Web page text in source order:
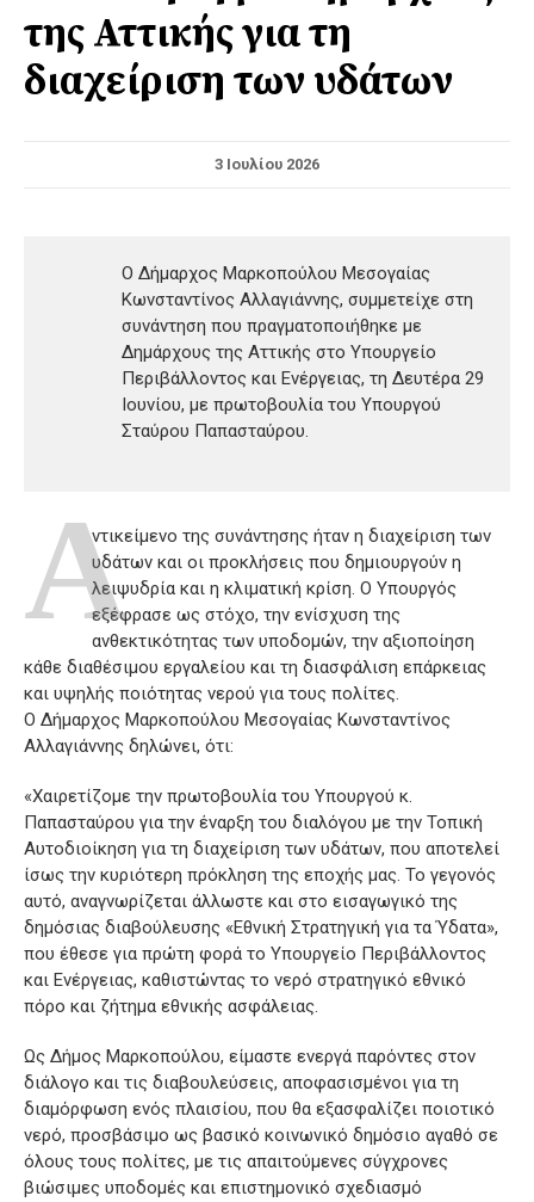
της Αττικής για τη
διαχείριση των υδάτων
3 Ιουλίου 2026
Ο Δήμαρχος Μαρκοπούλου Μεσογαίας
Κωνσταντίνος Αλλαγιάννης, συμμετείχε στη
συνάντηση που πραγματοποιήθηκε με
Δημάρχους της Αττικής στο Υπουργείο
Περιβάλλοντος και Ενέργειας, τη Δευτέρα 29
Ιουνίου, με πρωτοβουλία του Υπουργού
Σταύρου Παπασταύρου.
Aντικείμενο της συνάντησης ήταν η διαχείριση των
υδάτων και οι προκλήσεις που δημιουργούν η
λειψυδρία και η κλιματική κρίση. Ο Υπουργός
εξέφρασε ως στόχο, την ενίσχυση της
ανθεκτικότητας των υποδομών, την αξιοποίηση
κάθε διαθέσιμου εργαλείου και τη διασφάλιση επάρκειας
και υψηλής ποιότητας νερού για τους πολίτες.
Ο Δήμαρχος Μαρκοπούλου Μεσογαίας Κωνσταντίνος
Αλλαγιάννης δηλώνει, ότι:
«Χαιρετίζομε την πρωτοβουλία του Υπουργού κ.
Παπασταύρου για την έναρξη του διαλόγου με την Τοπική
Αυτοδιοίκηση για τη διαχείριση των υδάτων, που αποτελεί
ίσως την κυριότερη πρόκληση της εποχής μας. Το γεγονός
αυτό, αναγνωρίζεται άλλωστε και στο εισαγωγικό της
δημόσιας διαβούλευσης «Εθνική Στρατηγική για τα Ύδατα»,
που έθεσε για πρώτη φορά το Υπουργείο Περιβάλλοντος
και Ενέργειας, καθιστώντας το νερό στρατηγικό εθνικό
πόρο και ζήτημα εθνικής ασφάλειας.
Ως Δήμος Μαρκοπούλου, είμαστε ενεργά παρόντες στον
διάλογο και τις διαβουλεύσεις, αποφασισμένοι για τη
διαμόρφωση ενός πλαισίου, που θα εξασφαλίζει ποιοτικό
νερό, προσβάσιμο ως βασικό κοινωνικό δημόσιο αγαθό σε
όλους τους πολίτες, με τις απαιτούμενες σύγχρονες
βιώσιμες υποδομές και επιστημονικό σχεδιασμό